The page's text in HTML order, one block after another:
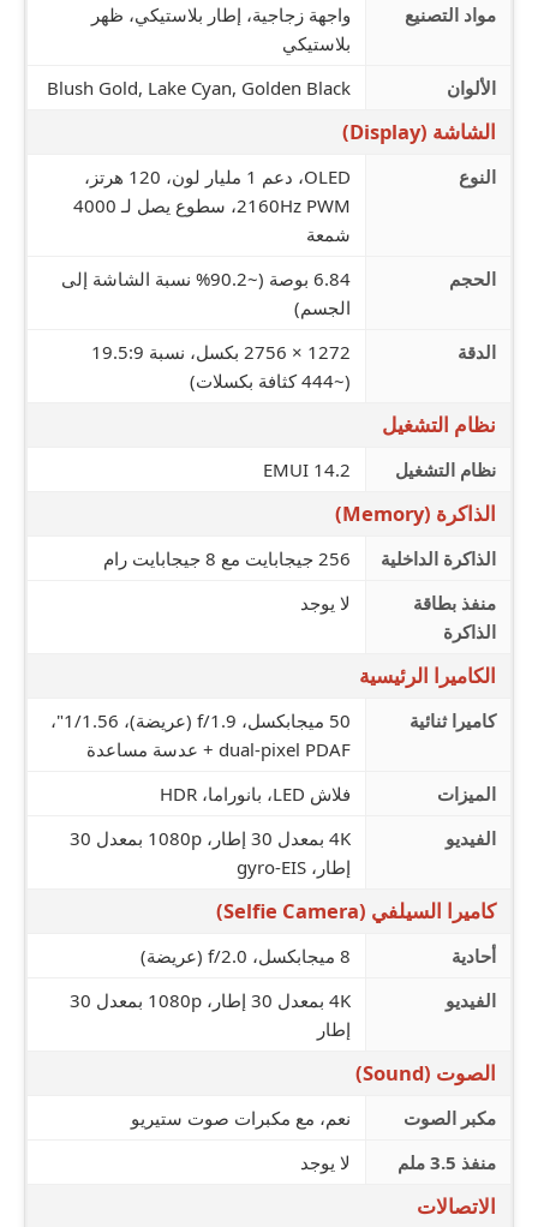
مواد التصنيع
واجهة زجاجية، إطار بلاستيكي، ظهر
بلاستيكي
الألوان
Blush Gold, Lake Cyan, Golden Black
الشاشة (Display)
النوع
OLED، دعم 1 مليار لون، 120 هرتز،
2160Hz PWM، سطوع يصل لـ 4000
شمعة
الحجم
6.84 بوصة (~90.2% نسبة الشاشة إلى
الجسم)
الدقة
1272 × 2756 بكسل، نسبة 19.5:9
(~444 كثافة بكسلات)
نظام التشغيل
نظام التشغيل EMUI 14.2
الذاكرة (Memory)
الذاكرة الداخلية
256 جيجابايت مع 8 جيجابايت رام
منفذ بطاقة
الذاكرة
لا يوجد
الكاميرا الرئيسية
كاميرا ثنائية
50 ميجابكسل، f/1.9 (عريضة)، 1/1.56"،
dual-pixel PDAF + عدسة مساعدة
الميزات
فلاش LED، بانوراما، HDR
الفيديو
4K بمعدل 30 إطار، 1080p بمعدل 30
إطار، gyro-EIS
كاميرا السيلفي (Selfie Camera)
أحادية
8 ميجابكسل، f/2.0 (عريضة)
الفيديو
4K بمعدل 30 إطار، 1080p بمعدل 30
إطار
الصوت (Sound)
مكبر الصوت
نعم، مع مكبرات صوت ستيريو
منفذ 3.5 ملم
لا يوجد
الاتصالات